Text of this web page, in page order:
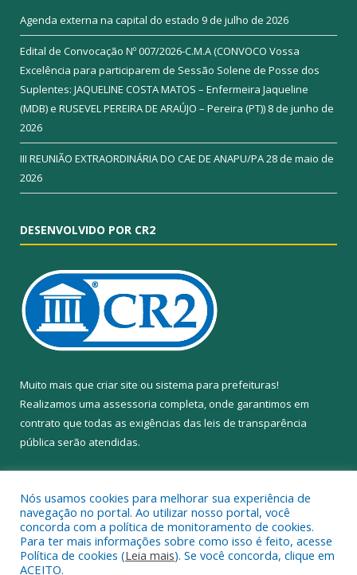
Agenda externa na capital do estado 9 de julho de 2026
Edital de Convocação Nº 007/2026-C.M.A (CONVOCO Vossa
Excelência para participarem de Sessão Solene de Posse dos
Suplentes: JAQUELINE COSTA MATOS – Enfermeira Jaqueline
(MDB) e RUSEVEL PEREIRA DE ARAÚJO – Pereira (PT)) 8 de junho de
2026
III REUNIÃO EXTRAORDINÁRIA DO CAE DE ANAPU/PA28 de maio de
2026
DESENVOLVIDO POR CR2
Muito mais que criar site ou sistema para prefeituras!
Realizamos uma assessoria completa, onde garantimos em
contrato que todas as exigências das leis de transparência
pública serão atendidas.
Todos os direitos reservados a Câmara Municipal de Anapu.
Nós usamos cookies para melhorar sua experiência de
navegação no portal. Ao utilizar nosso portal, você
concorda com a política de monitoramento de cookies.
Para ter mais informações sobre como isso é feito, acesse
Política de cookies (Leia mais). Se você concorda, clique em
ACEITO.